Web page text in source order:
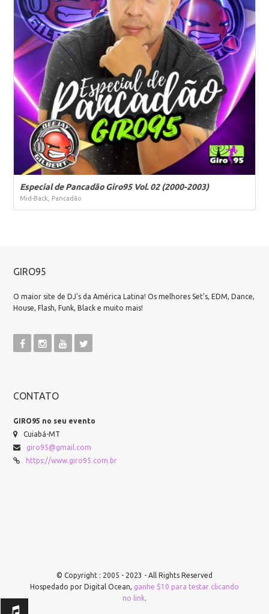
Especial de Pancadão Giro95 Vol. 02 (2000-2003)
Mid-Back, Pancadão
GIRO95
O maior site de DJ's da América Latina! Os melhores Set's, EDM, Dance,
House, Flash, Funk, Black e muito mais!
CONTATO
GIRO95 no seu evento
Cuiabá-MT
giro95@gmail.com
https://www.giro95.com.br
© Copyright : 2005 - 2023 - All Rights Reserved
Hospedado por Digital Ocean, ganhe $10 para testar clicando
no link.